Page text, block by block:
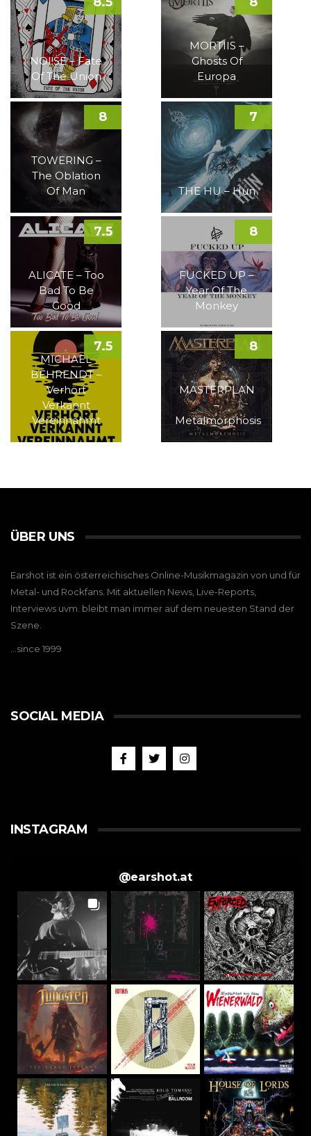
NOI!SE – Fate
Of The Union
MORTIIS –
Ghosts Of
Europa
TOWERING –
The Oblation
Of Man
8
THE HU – Hun
7
ALICATE – Too
Bad To Be
Good
7.5
FUCKED UP –
Year Of The
Monkey
8
MICHAEL
BEHRENDT –
Verhört
Verkannt
Vereinnahmt
7.5
MASTERPLAN
–
Metalmorphosis
8
ÜBER UNS
Earshot ist ein österreichisches Online-Musikmagazin von und für
Metal- und Rockfans. Mit aktuellen News, Live-Reports,
Interviews uvm. bleibt man immer auf dem neuesten Stand der
Szene.
…since 1999
SOCIAL MEDIA
INSTAGRAM
@earshot.at